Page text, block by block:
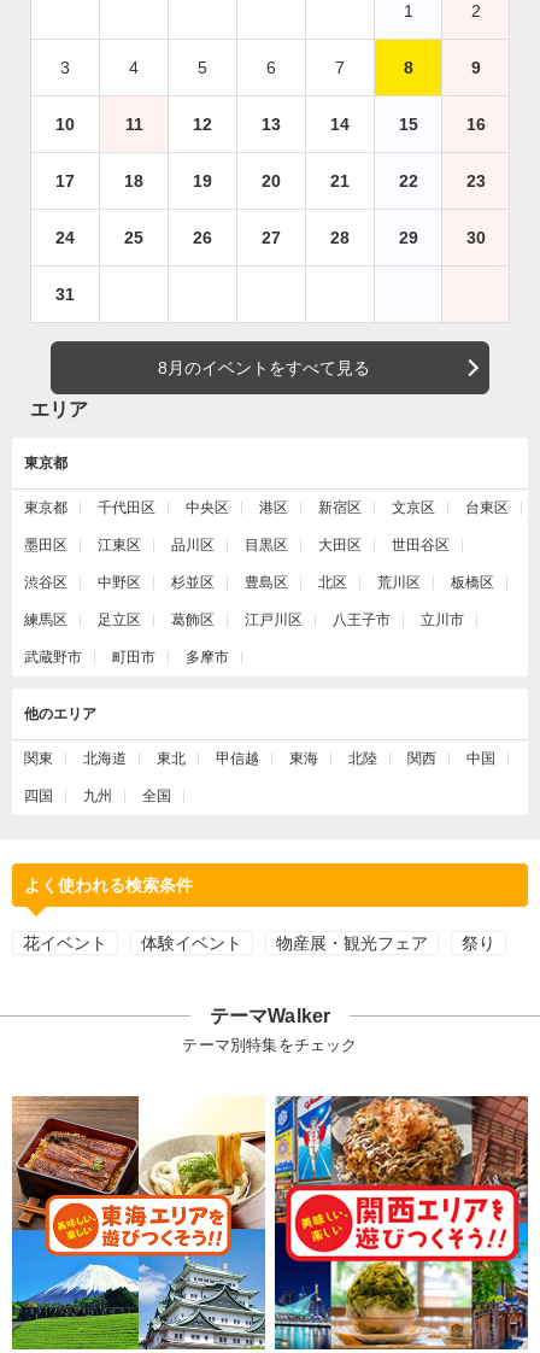
1 2
3 4 5 6 7 8 9
10 11 12 13 14 15 16
17 18 19 20 21 22 23
24 25 26 27 28 29 30
31
8月のイベントをすべて見る
エリア
東京都
東京都 千代田区 中央区 港区 新宿区 文京区 台東区
墨田区 江東区 品川区 目黒区 大田区 世田谷区
渋谷区 中野区 杉並区 豊島区 北区 荒川区 板橋区
練馬区 足立区 葛飾区 江戸川区 八王子市 立川市
武蔵野市 町田市 多摩市
他のエリア
関東 北海道 東北 甲信越 東海 北陸 関西 中国
四国 九州 全国
よく使われる検索条件
花イベント 体験イベント 物産展・観光フェア 祭り
テーマWalker
テーマ別特集をチェック